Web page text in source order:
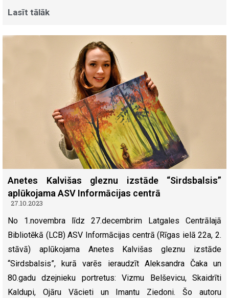
Lasīt tālāk
Anetes Kalvišas gleznu izstāde “Sirdsbalsis”
aplūkojama ASV Informācijas centrā
27.10.2023
No 1.novembra līdz 27.decembrim Latgales Centrālajā
Bibliotēkā (LCB) ASV Informācijas centrā (Rīgas ielā 22a, 2.
stāvā) aplūkojama Anetes Kalvišas gleznu izstāde
“Sirdsbalsis”, kurā varēs ieraudzīt Aleksandra Čaka un
80.gadu dzejnieku portretus: Vizmu Belševicu, Skaidrīti
Kaldupi, Ojāru Vācieti un Imantu Ziedoni. Šo autoru